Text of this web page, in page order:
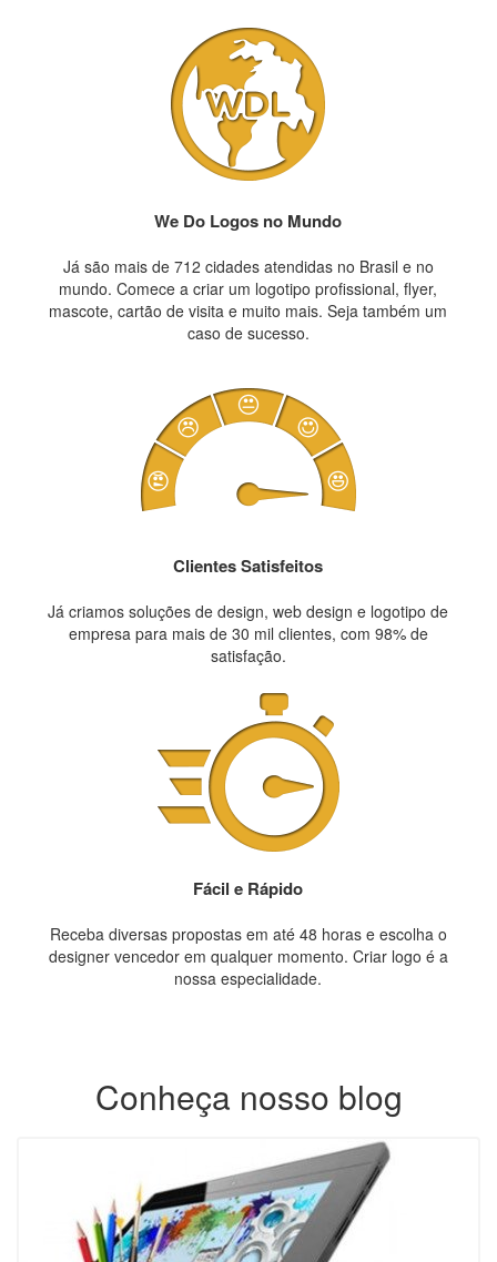
We Do Logos no Mundo
Já são mais de 712 cidades atendidas no Brasil e no
mundo. Comece a criar um logotipo profissional, flyer,
mascote, cartão de visita e muito mais. Seja também um
caso de sucesso.
Clientes Satisfeitos
Já criamos soluções de design, web design e logotipo de
empresa para mais de 30 mil clientes, com 98% de
satisfação.
Fácil e Rápido
Receba diversas propostas em até 48 horas e escolha o
designer vencedor em qualquer momento. Criar logo é a
nossa especialidade.
Conheça nosso blog